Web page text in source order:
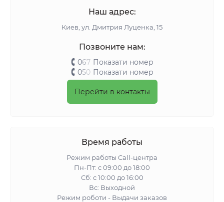
Наш адрес:
Киeв, ул. Дмитрия Луценка, 15
Позвоните нам:
067 Показати номер
050 Показати номер
Перейти в контакты
Время работы
Режим работы Call-центра
Пн-Пт: с 09:00 до 18:00
Сб: с 10:00 до 16:00
Вс: Выходной
Режим роботи - Выдачи заказов